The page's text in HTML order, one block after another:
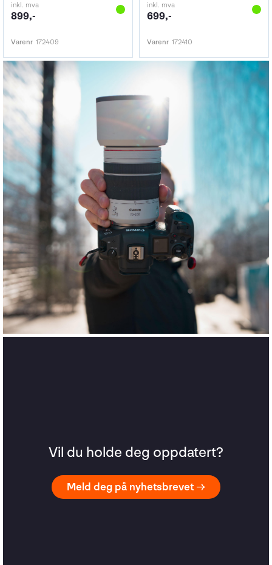
inkl. mva
899,-
Varenr 172409
inkl. mva
699,-
Varenr 172410
Vil du holde deg oppdatert?
Meld deg på nyhetsbrevet →